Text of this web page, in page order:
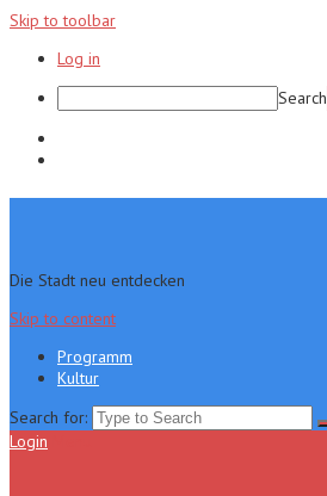
Skip to toolbar
Log in
Search
Die Stadt neu entdecken
Skip to content
Programm
Kultur
Search for:
Login